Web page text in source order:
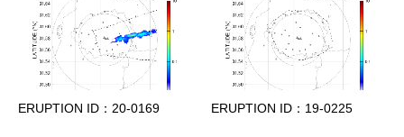
ERUPTION ID：20-0169 ERUPTION ID：19-0225